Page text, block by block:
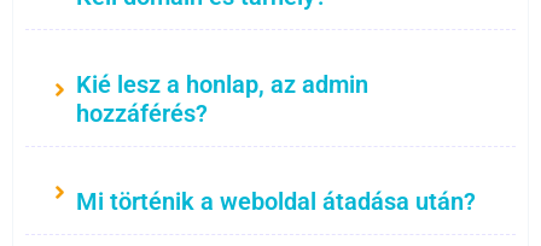
Kié lesz a honlap, az admin
hozzáférés?
Mi történik a weboldal átadása után?